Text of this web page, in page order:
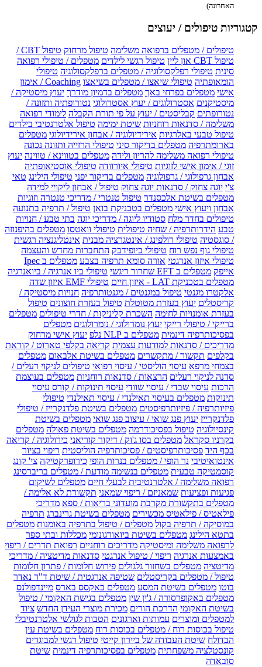
האחרונה)
קטגוריות טיפולים / יעוצים
טיפולים / מטפלים ברפואה משלימה טיפול מרחוק
טיפול CBT /
טיפול CBT און ליין
טיפול רגשי לילדים מטפלים / טיפולי רפואה
סינית טיפולי רפלקסולוגיה / מטפלים ברפלקסולוגיה טיפולי
הומאופתיה טיפולי שיאצו / מטפלים בשיאצו
Coaching / אימון
אישי מטפלים בפרחי באך מטפלים בדמיון מודרך יעוץ מיסטיקה /
מיסטיקנים אסטרולוגים / יעוץ אסטרולוגי נטורופתיה ותזונה /
נטורופתים קבליסטים / יעוץ על פי תורת הקבלה לימודי רפואה
משלימה / סדנאות רוחניות שיטת ימימה טיפול אלטרנטיבי בילדים
טיפול טבעי באלרגיות אירידיולוגיה / אבחון אירידיולוגי מטפלים
בארומתרפיה מטפלים בדיקור סיני טיפולי הרזייה ותזונה נכונה
טיפולי רפואה משלימה להריון ולידה מטפלים בטווינא / טווינה יעוץ
זוגי / אימון אישי לזוגיות טיפולי איורוודה טיפולי אוסטיאופתיה
אבחון גרפולוגי / גרפולוגיה מטפלים בדיקור יפני טיפולי הילינג טאי
צ'י יוגה צחוק / סדנאות יוגה צחוק טיפול / אבחון ליקויי למידה
מטפלים בשיטת אלכסנדר טיפול טנטרי / מדריכי טנטרה וזוגיות
אבחון ויעוץ אישי מטפלים בטכניקת בואן טיפול / תרפיה בתנועה
טיפולים בחדר מלח סטודיו ליוגה / מדריכי יוגה בתי טבע / חנויות
טבע הידרותרפיה / שחיה טיפולית טיפולי וואטסו מטפלים בהיפנוזה
/ סוגסטיה טיפולי רולפינג / אינטגרציה מבנית אינטליגנציה רגשית
טיפולי גוף נפש רוח טיפולי ביופידבק התחברות מחדש והעצמה
טיפולי איזון אנרגטי אורה סומא תרפיה בצבע
מטפלים ב Ipec
אייפק מטפלים ב EFT שחרור ריגשי
טיפולי ביו אנרגיה / ביואנרגיה
מטפלים בטכניקת LAT - איזון חיים
טיפולי EMF איזון שדה
אלקטרו מגנטי טיפול במגנטים / מגנטותרפיה חנויות מיסטיקה /
קריסטלים יעוץ בעזרת מטוטלת טיפול בעזרת חוצונים טיפול
בעזרת אומנויות לחימה השכרת קליניקות / חדרי טיפולים מטפלים
ברייקי / טיפולי רייקי יעוץ נומרולוגי / נומרולוגים מטפלים
בפסיכותרפיה דינמית מטפלים ב NLP נלפ
יעוץ אישי מרחוק
מדריכים / סדנאות למודעות עצמית קריאה בקלפי טארוט / קוראת
בקלפים תקשור / מתקשרים מטפלים בשיטת אלבאום מטפלים
בצמחי מרפא עיסוי הוליסטי / עיסוי רפואי טיפולים לניקוי רעלים /
סדנה לניקוי רעלים הרצאות / סדנאות רוחניות מטפלים בעוצמת
הרכות עיסוי שבדי / עיסוי שוודי עיסוי תינוקות / קורס עיסוי
תינוקות מטפלים בעיסוי תאילנדי / עיסוי תאילנדי טיפולי
פיזיותרפיה / פיזיותרפיסטים מטפלים בשיטת פלדנקרייז / טיפולי
פלדנקרייז יעוץ פנג שואי / עיצוב פנג שואי מטפלים בשיטת
קינסיולוגיה טיפול בפסיכודרמה מטפלים בשיטת פאולה מטפלים
בקרניו סקראל מטפלים בסו ג'וק / דיקור קוריאני כירולוגיה / קריאה
בכף היד פסיכותרפיסטים / פסיכותרפיה הוליסטית ריפוי בציור
אינטואיטיבי נר הופי / מטפלים בנרות הופי כירופרקטיקה צי' קונג
קוסמטיקה טבעית מטפלים בנשימה מודעת / מטפלים בריברסינג
רפואה משלימה / אלטרנטיבית לבעלי חיים מטפלים לשיקום
פגיעות ופציעות שמאניזם / ריפוי שמאני תקשורת לא אלימה /
מטפלים בתקשורת מקרבת מועדוני בריאות / ספא מדריכי
פילאטיס / פילאטיס מכשירים מטפלים בשיטת גרינברג תרפיה
במוסיקה / תרפיה בקול מטפלים / טיפול בתרפיה באומנות מטפלים
בתטא הילינג מטפלים בשיטת ביואורגונומי מכללות ובתי ספר
לרפואה משלימה ומיסטיקה מדריכים רוחניים רפואת תדרים / ריפוי
באמצעות אנרגיה ריפוי / טיפול אנרגטי סדנאות מדיטציה / מדריכי
מדיטציה מטפלים בשחזור גלגולים פירוש חלומות / פתרון חלומות
טיפול / מטפלים בקריסטלים שטיפה אנרגטית / שיטת ד"ר נאדר
בוטו מטפלים בשיטת המסע מטפלים באקסס בארס מיינדפולנס
מטפלים באקופרסורה / ג'ין שין מטפלים בגישת האקומי / טיפול
בשיטת האקומי הדרכת הורים מכירת מוצרי העידן החדש ציוד
למטפלים ומוצרים עמותות וארגונים הטבות לגולשי אלטרנטיבלי
טיפול בכוסות רוח / מטפלים בכוסות רוח מטפלים בשיטת עין
הבדולח שיטת העבודה של ביירון קייטי טיפול רגשי למבוגרים
קונסטלציה משפחתית מטפלים בפסיכותרפיה דינמית שיטת
סובאדה